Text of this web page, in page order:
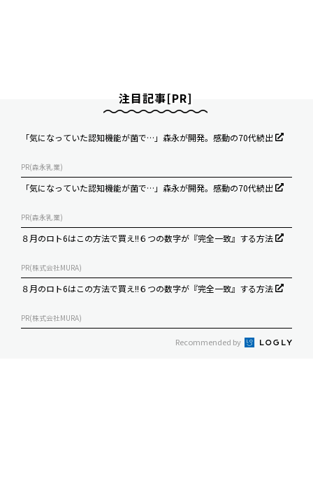
注目記事[PR]
「気になっていた認知機能が菌で…」森永が開発。感動の70代続出
PR(森永乳業)
「気になっていた認知機能が菌で…」森永が開発。感動の70代続出
PR(森永乳業)
８月のロト6はこの方法で買え!!６つの数字が『完全一致』する方法
PR(株式会社MURA)
８月のロト6はこの方法で買え!!６つの数字が『完全一致』する方法
PR(株式会社MURA)
Recommended by